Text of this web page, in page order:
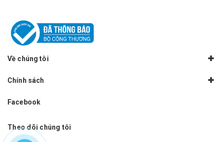
Về chúng tôi
Chính sách
Facebook
Theo dõi chúng tôi